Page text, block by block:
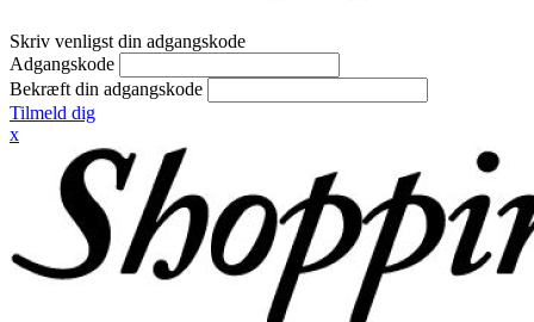
Skriv venligst din adgangskode
Adgangskode
Bekræft din adgangskode
Tilmeld dig
x